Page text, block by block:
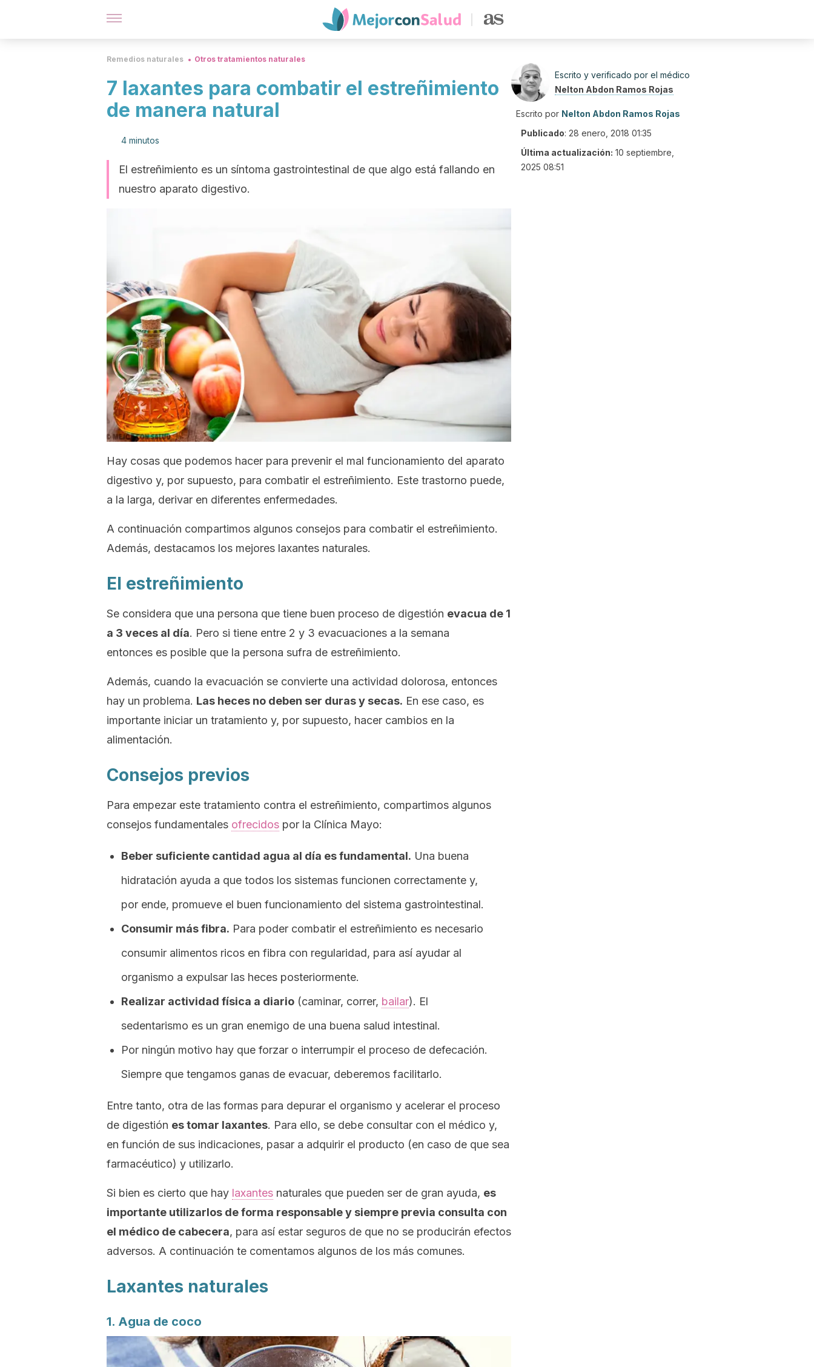
Remedios naturales Otros tratamientos naturales
7 laxantes para combatir el estreñimiento
de manera natural
4 minutos
El estreñimiento es un síntoma gastrointestinal de que algo está fallando en
nuestro aparato digestivo.
Hay cosas que podemos hacer para prevenir el mal funcionamiento del aparato
digestivo y, por supuesto, para combatir el estreñimiento. Este trastorno puede,
a la larga, derivar en diferentes enfermedades.
A continuación compartimos algunos consejos para combatir el estreñimiento.
Además, destacamos los mejores laxantes naturales.
El estreñimiento
Se considera que una persona que tiene buen proceso de digestión evacua de 1
a 3 veces al día. Pero si tiene entre 2 y 3 evacuaciones a la semana
entonces es posible que la persona sufra de estreñimiento.
Además, cuando la evacuación se convierte una actividad dolorosa, entonces
hay un problema. Las heces no deben ser duras y secas. En ese caso, es
importante iniciar un tratamiento y, por supuesto, hacer cambios en la
alimentación.
Consejos previos
Para empezar este tratamiento contra el estreñimiento, compartimos algunos
consejos fundamentales ofrecidos por la Clínica Mayo:
Beber suficiente cantidad agua al día es fundamental. Una buena
hidratación ayuda a que todos los sistemas funcionen correctamente y,
por ende, promueve el buen funcionamiento del sistema gastrointestinal.
Consumir más fibra. Para poder combatir el estreñimiento es necesario
consumir alimentos ricos en fibra con regularidad, para así ayudar al
organismo a expulsar las heces posteriormente.
Realizar actividad física a diario (caminar, correr, bailar). El
sedentarismo es un gran enemigo de una buena salud intestinal.
Por ningún motivo hay que forzar o interrumpir el proceso de defecación.
Siempre que tengamos ganas de evacuar, deberemos facilitarlo.
Entre tanto, otra de las formas para depurar el organismo y acelerar el proceso
de digestión es tomar laxantes. Para ello, se debe consultar con el médico y,
en función de sus indicaciones, pasar a adquirir el producto (en caso de que sea
farmacéutico) y utilizarlo.
Si bien es cierto que hay laxantes naturales que pueden ser de gran ayuda, es
importante utilizarlos de forma responsable y siempre previa consulta con
el médico de cabecera, para así estar seguros de que no se producirán efectos
adversos. A continuación te comentamos algunos de los más comunes.
Laxantes naturales
1. Agua de coco
Escrito y verificado por el médico
Nelton Abdon Ramos Rojas
Escrito por Nelton Abdon Ramos Rojas
Publicado: 28 enero, 2018 01:35
Última actualización: 10 septiembre,
2025 08:51